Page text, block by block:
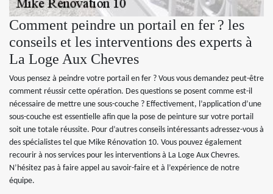
Comment peindre un portail en fer ? les
conseils et les interventions des experts à
La Loge Aux Chevres
Vous pensez à peindre votre portail en fer ? Vous vous demandez peut-être
comment réussir cette opération. Des questions se posent comme est-il
nécessaire de mettre une sous-couche ? Effectivement, l’application d’une
sous-couche est essentielle afin que la pose de peinture sur votre portail
soit une totale réussite. Pour d’autres conseils intéressants adressez-vous à
des spécialistes tel que Mike Rénovation 10. Vous pouvez également
recourir à nos services pour les interventions à La Loge Aux Chevres.
N’hésitez pas à faire appel au savoir-faire et à l’expérience de notre
équipe.